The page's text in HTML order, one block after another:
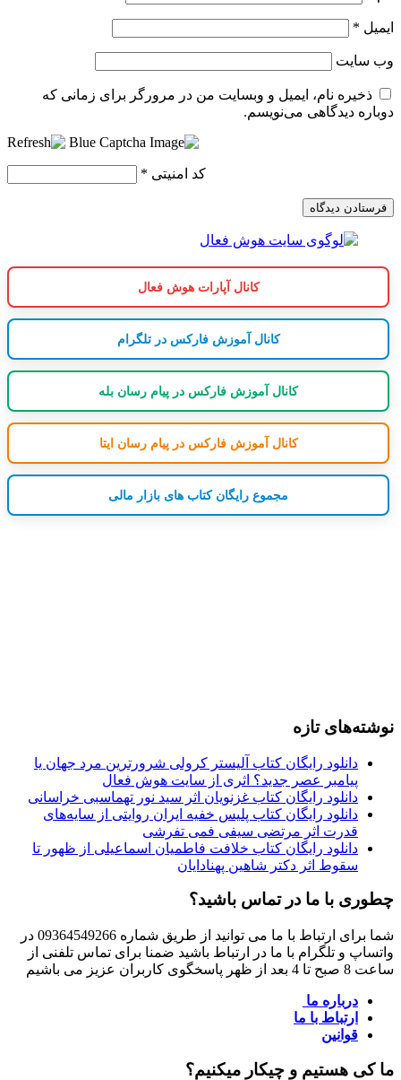
ایمیل *
وب‌ سایت
ذخیره نام، ایمیل و وبسایت من در مرورگر برای زمانی که
دوباره دیدگاهی می‌نویسم.
کد امنیتی *
کانال آپارات هوش فعال
کانال آموزش فارکس در تلگرام
کانال آموزش فارکس در پیام رسان بله
کانال آموزش فارکس در پیام رسان ایتا
مجموع رایگان کتاب های بازار مالی
نوشته‌های تازه
دانلود رایگان کتاب آلیستر کرولی شرورترین مرد جهان یا
پیامبر عصر جدید؟ اثری از سایت هوش فعال
دانلود رایگان کتاب غزنویان اثر سید نور تهماسبی خراسانی
دانلود رایگان کتاب پلیس خفیه ایران روایتی از سایه‌های
قدرت اثر مرتضی سیفی فمی تفرشی
دانلود رایگان کتاب خلافت فاطمیان اسماعیلی از ظهور تا
سقوط اثر دکتر شاهین پهنادایان
چطوری با ما در تماس باشید؟
شما برای ارتباط با ما می توانید از طریق شماره 09364549266 در
واتساپ و تلگرام با ما در ارتباط باشید ضمنا برای تماس تلفنی از
ساعت 8 صبح تا 4 بعد از ظهر پاسخگوی کاربران عزیز می باشیم
درباره ما
ارتباط با ما
قوانین
ما کی هستیم و چیکار میکنیم؟